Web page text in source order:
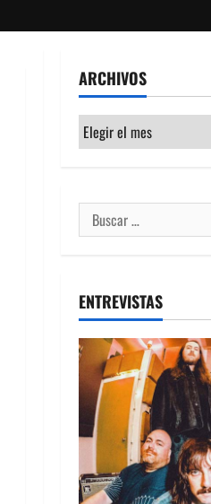
ARCHIVOS
Archivos
Buscar:
ENTREVISTAS